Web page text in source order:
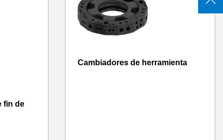
fin de
Cambiadores de herramienta